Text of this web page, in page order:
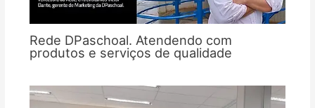
Rede DPaschoal. Atendendo com
produtos e serviços de qualidade